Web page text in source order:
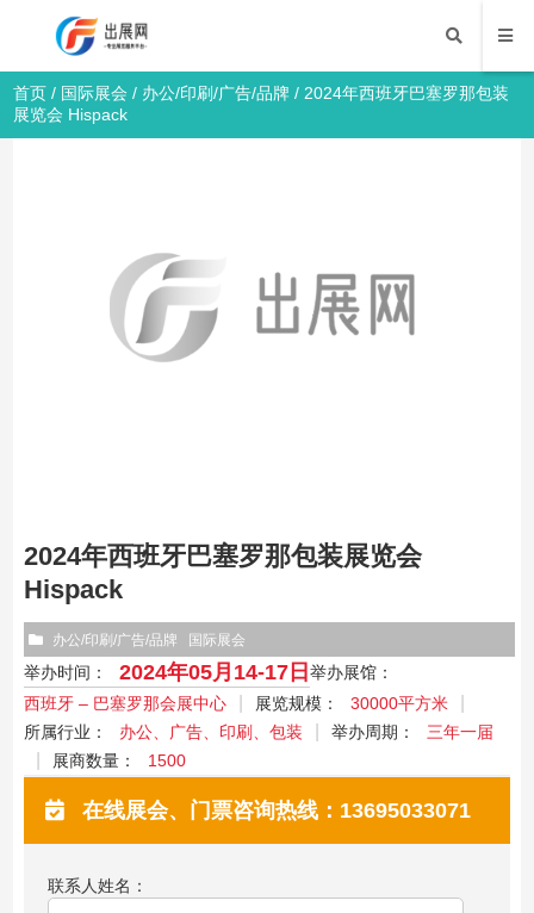
首页 / 国际展会 / 办公/印刷/广告/品牌 / 2024年西班牙巴塞罗那包装
展览会 Hispack
2024年西班牙巴塞罗那包装展览会
Hispack
办公/印刷/广告/品牌 国际展会
举办时间： 2024年05月14-17日 举办展馆：
西班牙 – 巴塞罗那会展中心
展览规模：
30000平方米
所属行业：
办公、广告、印刷、包装 举办周期：
三年一届
展商数量：
1500
在线展会、门票咨询热线：13695033071
联系人姓名：